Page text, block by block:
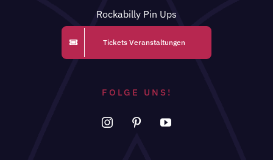
FOLGE UNS!
Rockabilly Pin Ups
Tickets Veranstaltungen